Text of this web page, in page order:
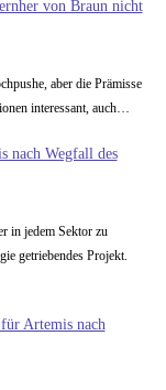
von Braun nicht
aber die Prämisse
interessant, auch…
nach Wegfall des
in jedem Sektor zu
getriebendes Projekt.
Artemis nach